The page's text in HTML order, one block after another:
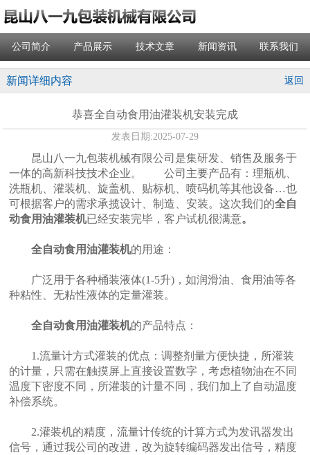
公司简介 产品展示 技术文章 新闻资讯 联系我们
新闻详细内容 返回
恭喜全自动食用油灌装机安装完成
发表日期:2025-07-29
昆山八一九包装机械有限公司是集研发、销售及服务于
一体的高新科技技术企业。 公司主要产品有：理瓶机、
洗瓶机、灌装机、旋盖机、贴标机、喷码机等其他设备…也
可根据客户的需求承揽设计、制造、安装。这次我们的全自
动食用油灌装机已经安装完毕，客户试机很满意。
全自动食用油灌装机的用途：
广泛用于各种桶装液体(1-5升)，如润滑油、食用油等各
种粘性、无粘性液体的定量灌装。
全自动食用油灌装机的产品特点：
1.流量计方式灌装的优点：调整剂量方便快捷，所灌装
的计量，只需在触摸屏上直接设置数字，考虑植物油在不同
温度下密度不同，所灌装的计量不同，我们加上了自动温度
补偿系统。
2.灌装机的精度，流量计传统的计算方式为发讯器发出
信号，通过我公司的改进，改为旋转编码器发出信号，精度